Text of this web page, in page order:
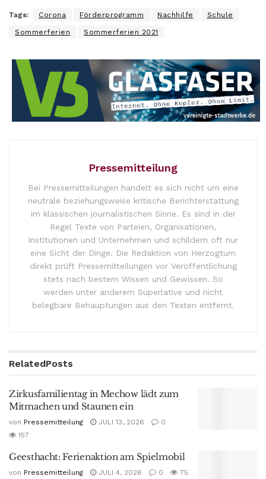
Tags: Corona Förderprogramm Nachhilfe Schule
Sommerferien Sommerferien 2021
Pressemitteilung
Bei Pressemitteilungen handelt es sich nicht um eine
neutrale beziehungsweise kritische Berichterstattung
im klassischen journalistischen Sinne. Es sind in der
Regel Texte von Parteien, Organisationen,
Institutionen und Unternehmen und schildern oft nur
eine Sicht der Dinge. Die Redaktion von Herzogtum
direkt prüft Pressemitteilungen vor Veröffentlichung
stets nach bestem Wissen und Gewissen. So
werden unter anderem Superlative und nicht
belegbare Behauptungen aus den Texten entfernt.
RelatedPosts
Zirkusfamilientag in Mechow lädt zum
Mitmachen und Staunen ein
von Pressemitteilung JULI 13, 2026
0
157
Geesthacht: Ferienaktion am Spielmobil
von Pressemitteilung JULI 4, 2026 0 75